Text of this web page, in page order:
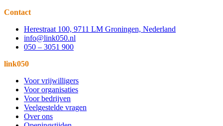
Contact
Herestraat 100, 9711 LM Groningen, Nederland
info@link050.nl
050 – 3051 900
link050
Voor vrijwilligers
Voor organisaties
Voor bedrijven
Veelgestelde vragen
Over ons